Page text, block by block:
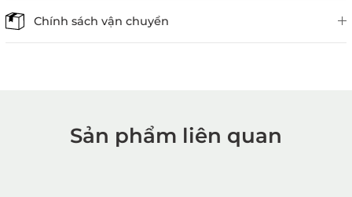
Chính sách vận chuyển
1. Mua hàng trực tiếp tại VietGemstones
Sản phẩm liên quan